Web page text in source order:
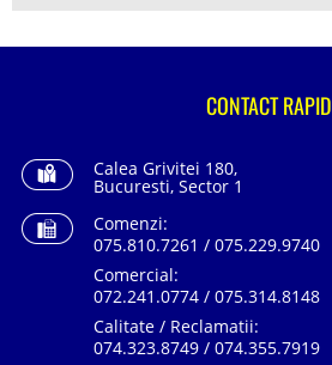
CONTACT RAPID
Calea Grivitei 180,
Bucuresti, Sector 1
Comenzi:
075.810.7261 / 075.229.9740
Comercial:
072.241.0774 / 075.314.8148
Calitate / Reclamatii:
074.323.8749 / 074.355.7919